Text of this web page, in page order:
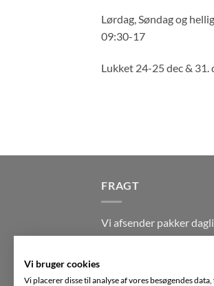
Lørdag, Søndag og
09:30-17
Lukket 24-25 dec & 31.
FRAGT
Vi afsender pakker
din garanti for stabil
Husk der er fri levering
Vi bruger cookies
Vi placerer disse til analyse af vores besøgendes